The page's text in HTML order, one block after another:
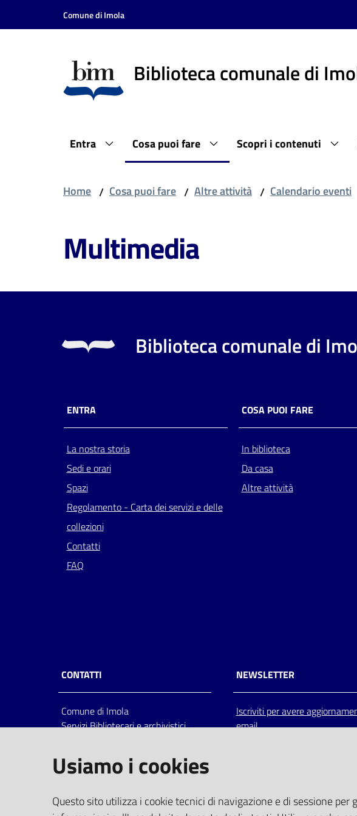
Vai al contenuto
Vai alla navigazione
Comune di Imola
Biblioteca comunale di
Entra Cosa puoi fare Scopri i contenuti
Home / Cosa puoi fare / Altre attività / Calendario eventi
Multimedia
Biblioteca comunale di
ENTRA
La nostra storia
Sedi e orari
Spazi
Regolamento - Carta dei servizi e delle
collezioni
Contatti
FAQ
COSA PUOI FARE
In biblioteca
Da casa
Altre attività
CONTATTI
Comune di Imola
Servizi Bibliotecari e archivistici
Italia
centralino: tel 0542.6026.36 fax
bim@comune.imola.bo.it
PEC
NEWSLETTER
Iscriviti per avere
email
Usiamo i cookies
Questo sito utilizza i cookie tecnici di navigazione e di sessione